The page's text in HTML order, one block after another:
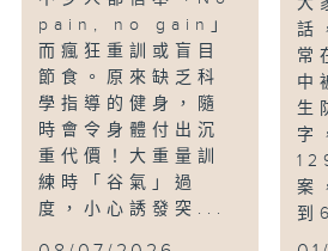
pain, no gain」
而瘋狂重訓或盲目
節食。原來缺乏科
學指導的健身，隨
時會令身體付出沉
重代價！大重量訓
練時「谷氣」過
度，小心誘發突...
大
話
常
中
生
字
案
到